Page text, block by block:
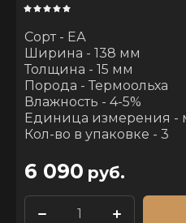
Сорт - ЕА
Ширина - 138 мм
Толщина - 15 мм
Порода - Термоольха
Влажность - 4-5%
Единица измерения -
Кол-во в упаковке - 3
6 090 руб.